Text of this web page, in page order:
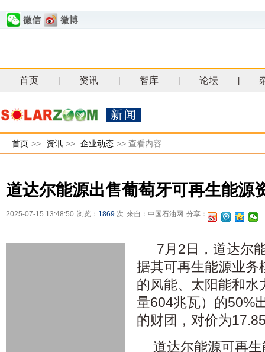
微信 微博
首页 资讯 智库 论坛
新闻
首页 >> 资讯 >> 企业动态 >> 查看内容
道达尔能源出售葡萄牙可再生能源
2025-07-15 13:48:50 浏览： 1869 次 来自：中国石油网 分享：
7月2日，道达尔
据其可再生能源业务
的风能、太阳能和水
量604兆瓦）的50%
的财团，对价为
道达尔能源可再